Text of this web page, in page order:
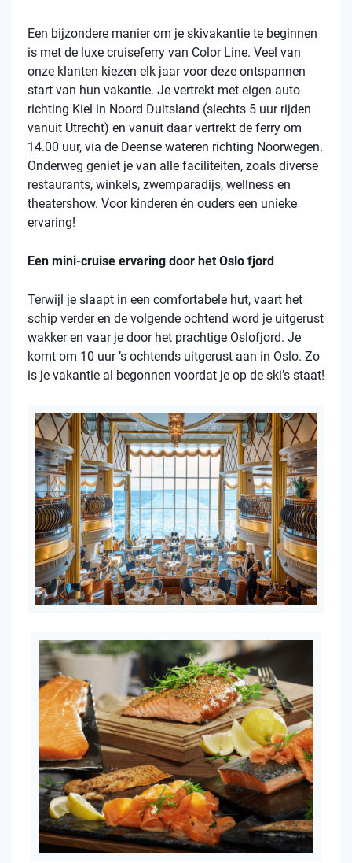
Een bijzondere manier om je skivakantie te beginnen
is met de luxe cruiseferry van Color Line. Veel van
onze klanten kiezen elk jaar voor deze ontspannen
start van hun vakantie. Je vertrekt met eigen auto
richting Kiel in Noord Duitsland (slechts 5 uur rijden
vanuit Utrecht) en vanuit daar vertrekt de ferry om
14.00 uur, via de Deense wateren richting Noorwegen.
Onderweg geniet je van alle faciliteiten, zoals diverse
restaurants, winkels, zwemparadijs, wellness en
theatershow. Voor kinderen én ouders een unieke
ervaring!
Een mini-cruise ervaring door het Oslo fjord
Terwijl je slaapt in een comfortabele hut, vaart het
schip verder en de volgende ochtend word je uitgerust
wakker en vaar je door het prachtige Oslofjord. Je
komt om 10 uur ’s ochtends uitgerust aan in Oslo. Zo
is je vakantie al begonnen voordat je op de ski’s staat!